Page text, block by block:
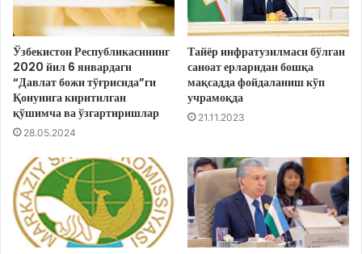
Ўзбекистон Республикасининг
2020 йил 6 январдаги
“Давлат божи тўғрисида”ги
Қонунига киритилган
қўшимча ва ўзгартиришлар
28.05.2024
Тайёр инфратузилмаси бўлган
саноат ерларидан бошқа
мақсадда фойдаланиш кўп
учрамоқда
21.11.2023